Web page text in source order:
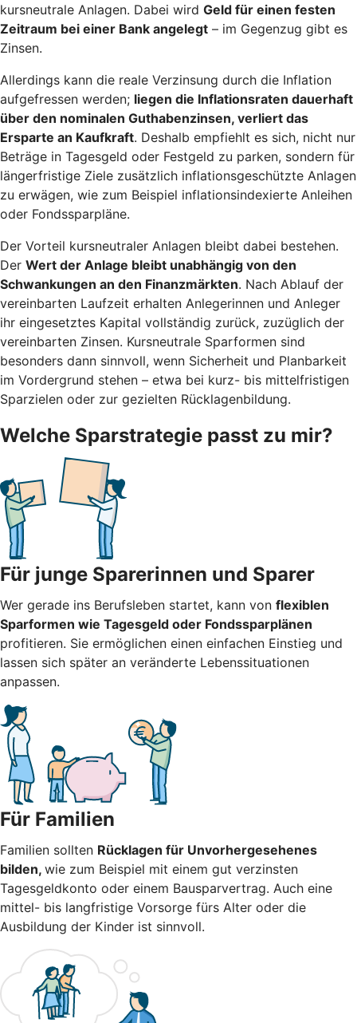
kursneutrale Anlagen. Dabei wird Geld für einen festen
Zeitraum bei einer Bank angelegt – im Gegenzug gibt es
Zinsen.
Allerdings kann die reale Verzinsung durch die Inflation
aufgefressen werden; liegen die Inflationsraten dauerhaft
über den nominalen Guthabenzinsen, verliert das
Ersparte an Kaufkraft. Deshalb empfiehlt es sich, nicht nur
Beträge in Tagesgeld oder Festgeld zu parken, sondern für
längerfristige Ziele zusätzlich inflationsgeschützte Anlagen
zu erwägen, wie zum Beispiel inflationsindexierte Anleihen
oder Fondssparpläne.
Der Vorteil kursneutraler Anlagen bleibt dabei bestehen.
Der Wert der Anlage bleibt unabhängig von den
Schwankungen an den Finanzmärkten. Nach Ablauf der
vereinbarten Laufzeit erhalten Anlegerinnen und Anleger
ihr eingesetztes Kapital vollständig zurück, zuzüglich der
vereinbarten Zinsen. Kursneutrale Sparformen sind
besonders dann sinnvoll, wenn Sicherheit und Planbarkeit
im Vordergrund stehen – etwa bei kurz- bis mittelfristigen
Sparzielen oder zur gezielten Rücklagenbildung.
Welche Sparstrategie passt zu mir?
Für junge Sparerinnen und Sparer
Wer gerade ins Berufsleben startet, kann von flexiblen
Sparformen wie Tagesgeld oder Fondssparplänen
profitieren. Sie ermöglichen einen einfachen Einstieg und
lassen sich später an veränderte Lebenssituationen
anpassen.
Für Familien
Familien sollten Rücklagen für Unvorhergesehenes
bilden, wie zum Beispiel mit einem gut verzinsten
Tagesgeldkonto oder einem Bausparvertrag. Auch eine
mittel- bis langfristige Vorsorge fürs Alter oder die
Ausbildung der Kinder ist sinnvoll.